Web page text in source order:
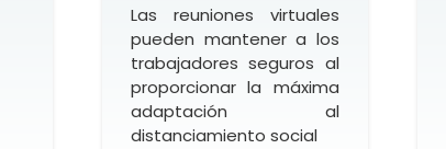
Las reuniones virtuales
pueden mantener a los
trabajadores seguros al
proporcionar la máxima
adaptación al
distanciamiento social